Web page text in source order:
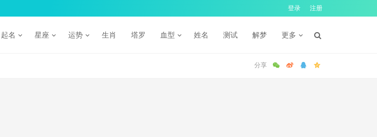
登录 注册
起名 星座 运势 生肖 塔罗 血型 姓名 测试 解梦 更多